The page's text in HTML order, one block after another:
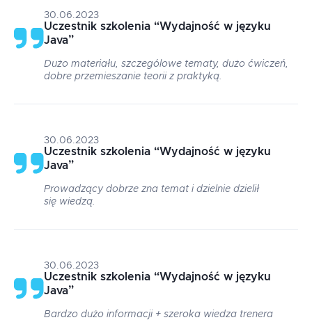
30.06.2023
Uczestnik szkolenia “Wydajność w języku
Java”
Dużo materiału, szczególowe tematy, dużo ćwiczeń,
dobre przemieszanie teorii z praktyką.
30.06.2023
Uczestnik szkolenia “Wydajność w języku
Java”
Prowadzący dobrze zna temat i dzielnie dzielił
się wiedzą.
30.06.2023
Uczestnik szkolenia “Wydajność w języku
Java”
Bardzo dużo informacji + szeroka wiedza trenera